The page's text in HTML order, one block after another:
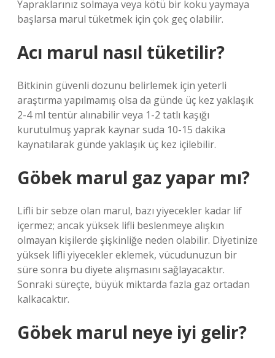
Yapraklarınız solmaya veya kötü bir koku yaymaya
başlarsa marul tüketmek için çok geç olabilir.
Acı marul nasıl tüketilir?
Bitkinin güvenli dozunu belirlemek için yeterli
araştırma yapılmamış olsa da günde üç kez yaklaşık
2-4 ml tentür alınabilir veya 1-2 tatlı kaşığı
kurutulmuş yaprak kaynar suda 10-15 dakika
kaynatılarak günde yaklaşık üç kez içilebilir.
Göbek marul gaz yapar mı?
Lifli bir sebze olan marul, bazı yiyecekler kadar lif
içermez; ancak yüksek lifli beslenmeye alışkın
olmayan kişilerde şişkinliğe neden olabilir. Diyetinize
yüksek lifli yiyecekler eklemek, vücudunuzun bir
süre sonra bu diyete alışmasını sağlayacaktır.
Sonraki süreçte, büyük miktarda fazla gaz ortadan
kalkacaktır.
Göbek marul neye iyi gelir?